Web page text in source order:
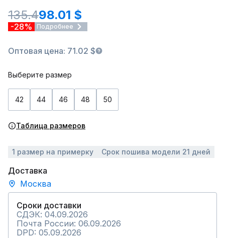
135.498.01 $
-28% Подробнее
Оптовая цена: 71.02 $
Выберите размер
42 44 46 48 50
Таблица размеров
1 размер на примерку Срок пошива модели 21 дней
Доставка
Москва
Сроки доставки
СДЭК: 04.09.2026
Почта России: 06.09.2026
DPD: 05.09.2026